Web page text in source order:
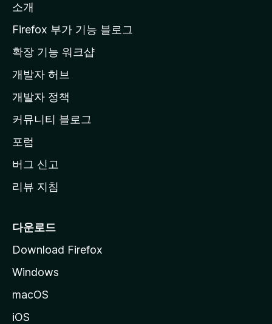
l
a
페
이
지
이
동
소개
Firefox 부가 기능 블로그
확장 기능 워크샵
개발자 허브
개발자 정책
커뮤니티 블로그
포럼
버그 신고
리뷰 지침
다운로드
Download Firefox
Windows
macOS
iOS